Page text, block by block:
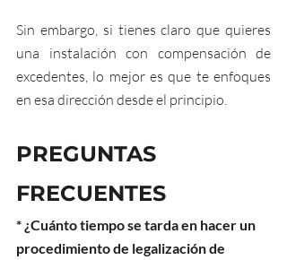
Sin embargo, si tienes claro que quieres
una instalación con compensación de
excedentes, lo mejor es que te enfoques
en esa dirección desde el principio.
PREGUNTAS
FRECUENTES
* ¿Cuánto tiempo se tarda en hacer un
procedimiento de legalización de